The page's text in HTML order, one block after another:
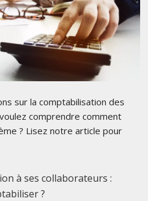
sur la comptabilisation des
comprendre comment
? Lisez notre article pour
à ses collaborateurs :
?